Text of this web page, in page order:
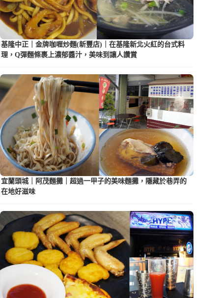
基隆中正｜金牌咖喱炒麵(新豐店)｜在基隆新北火紅的台式料
理，Q彈麵條裹上濃郁醬汁，美味到讓人讚賞
宜蘭頭城｜阿茂麵攤｜超過一甲子的美味麵攤，隱藏於巷弄的
在地好滋味